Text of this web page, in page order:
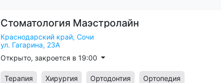
Стоматология Маэстролайн
Краснодарский край, Сочи
ул. Гагарина, 23А
Открыто, закроется в 19:00
Терапия Хирургия Ортодонтия Ортопедия